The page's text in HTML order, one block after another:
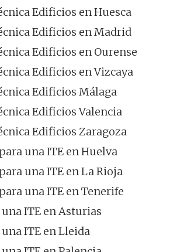
Edificios en Huesca
Edificios en Madrid
Edificios en Ourense
Edificios en Vizcaya
Edificios Málaga
Edificios Valencia
Edificios Zaragoza
una ITE en Huelva
una ITE en La Rioja
una ITE en Tenerife
ITE en Asturias
ITE en Lleida